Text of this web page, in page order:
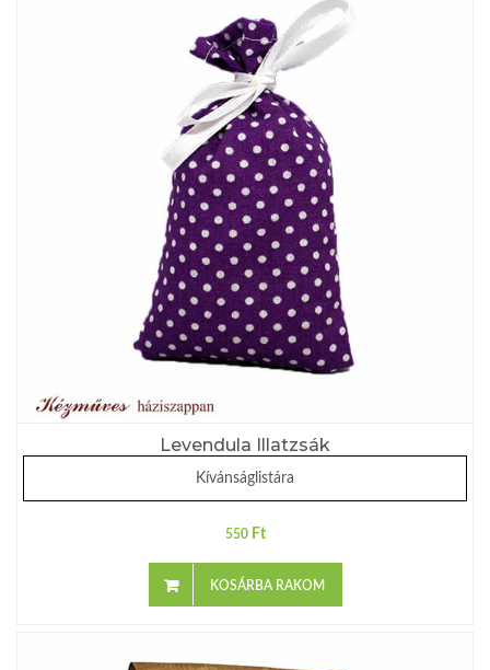
Levendula Illatzsák
Kívánságlistára
550 Ft
KOSÁRBA RAKOM